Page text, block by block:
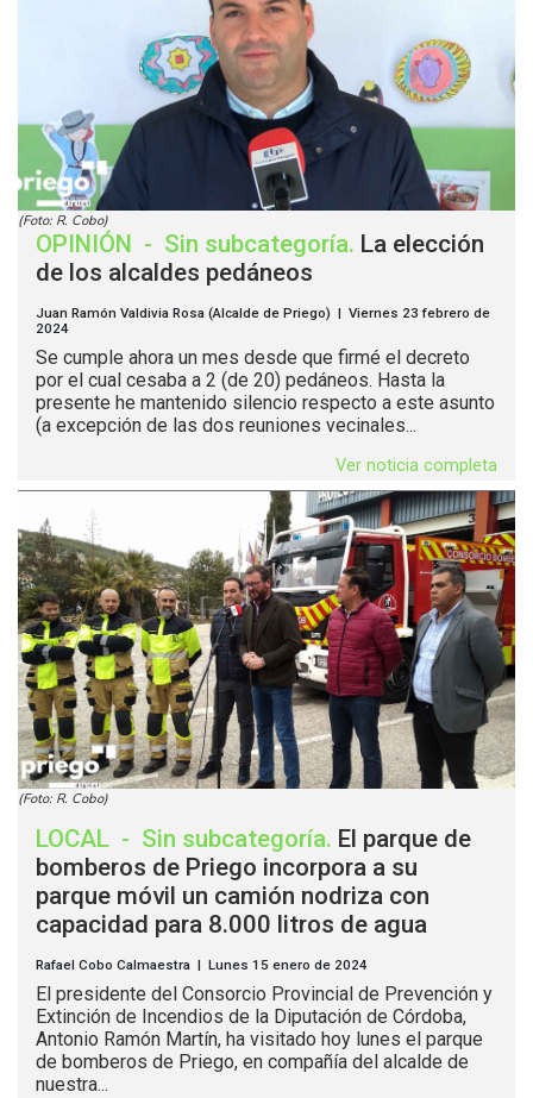
(Foto: R. Cobo)
OPINIÓN - Sin subcategoría. La elección
de los alcaldes pedáneos
Juan Ramón Valdivia Rosa (Alcalde de Priego) | Viernes 23 febrero de
2024
Se cumple ahora un mes desde que firmé el decreto
por el cual cesaba a 2 (de 20) pedáneos. Hasta la
presente he mantenido silencio respecto a este asunto
(a excepción de las dos reuniones vecinales...
Ver noticia completa
(Foto: R. Cobo)
LOCAL - Sin subcategoría. El parque de
bomberos de Priego incorpora a su
parque móvil un camión nodriza con
capacidad para 8.000 litros de agua
Rafael Cobo Calmaestra | Lunes 15 enero de 2024
El presidente del Consorcio Provincial de Prevención y
Extinción de Incendios de la Diputación de Córdoba,
Antonio Ramón Martín, ha visitado hoy lunes el parque
de bomberos de Priego, en compañía del alcalde de
nuestra...